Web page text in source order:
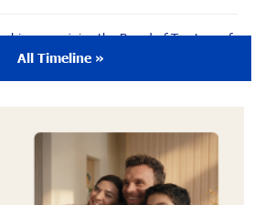
joins the Board of Trustees of
for the Future Foundation
9 months ago
from the “Born in Artsakh”
Arsen Safaryan, Performed at the
Concert of the “Artis Futura”
with the Moscow “Russian
All Timeline »